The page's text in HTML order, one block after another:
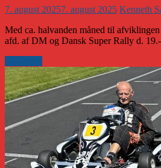
7. august 20257. august 2025 Kenneth
Med ca. halvanden måned til
afd. af DM og Dansk Super Rally d. 19.-